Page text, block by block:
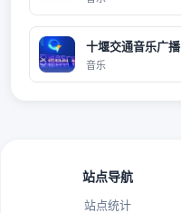
十堰交通音乐广播
音乐
站点导航
站点统计